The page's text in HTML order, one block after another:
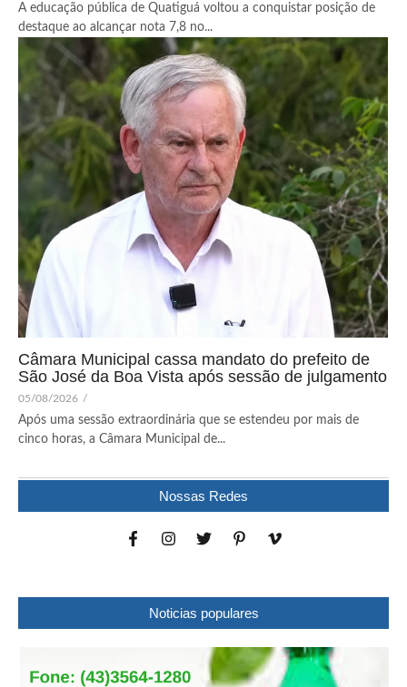
A educação pública de Quatiguá voltou a conquistar posição de
destaque ao alcançar nota 7,8 no...
Câmara Municipal cassa mandato do prefeito de
São José da Boa Vista após sessão de julgamento
05/08/2026 /
Após uma sessão extraordinária que se estendeu por mais de
cinco horas, a Câmara Municipal de...
Nossas Redes
Noticias populares